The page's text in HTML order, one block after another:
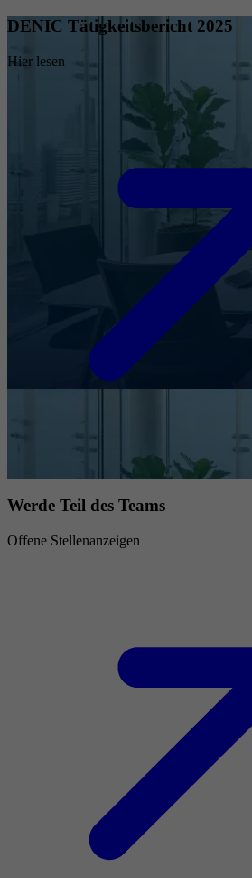
DENIC Tätigkeitsbericht 2025
Hier lesen
Werde Teil des Teams
Offene Stellenanzeigen